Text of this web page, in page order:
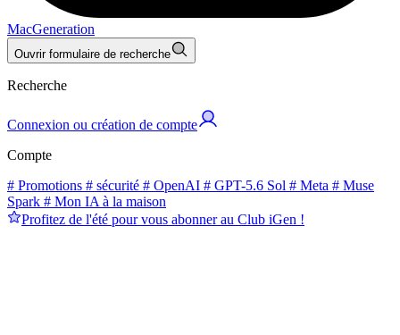
MacGeneration
Ouvrir formulaire de recherche
Recherche
Connexion ou création de compte
Compte
# Promotions # sécurité # OpenAI # GPT-5.6 Sol # Meta # Muse
Spark # Mon IA à la maison
Profitez de l'été pour vous abonner au Club iGen !